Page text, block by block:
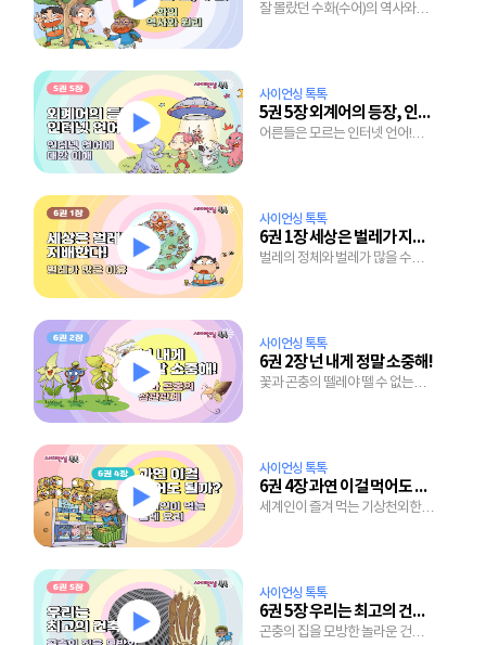
잘 몰랐던 수화(수어)의 역사와
사이언싱 톡톡
5권 5장 외계어의 등장, 인터넷 언어
어른들은 모르는 인터넷 언어!
사이언싱 톡톡
6권 1장 세상은 벌레가 지배한다!
벌레의 정체와 벌레가 많을 수밖에
사이언싱 톡톡
6권 2장 넌 내게 정말 소중해!
꽃과 곤충의 뗄레야 뗄 수 없는
사이언싱 톡톡
6권 4장 과연 이걸 먹어도 될까?
세계인이 즐겨 먹는 기상천외한
사이언싱 톡톡
6권 5장 우리는 최고의 건축가
곤충의 집을 모방한 놀라운 건축의